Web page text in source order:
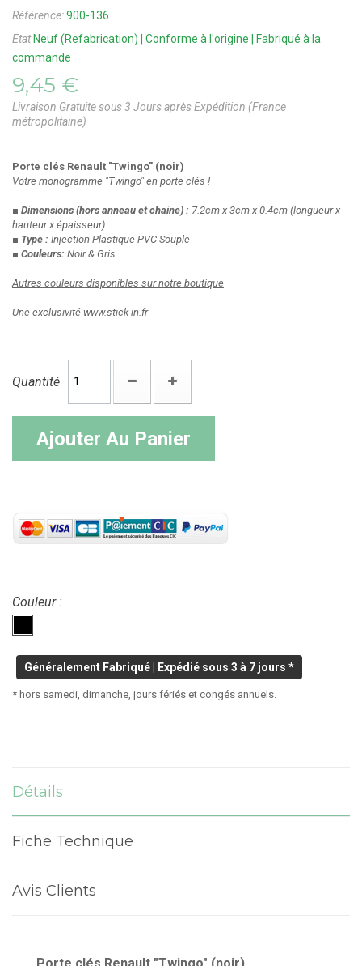
Référence:900-136
Etat Neuf (Refabrication) | Conforme à l'origine | Fabriqué à la
commande
9,45 €
Livraison Gratuite sous 3 Jours après Expédition (France
métropolitaine)
Porte clés Renault "Twingo" (noir)
Votre monogramme "Twingo" en porte clés !
■ Dimensions (hors anneau et chaine) : 7.2cm x 3cm x 0.4cm (longueur x
hauteur x épaisseur)
■ Type : Injection Plastique PVC Souple
■ Couleurs: Noir & Gris
Autres couleurs disponibles sur notre boutique
Une exclusivité www.stick-in.fr
Quantité
Ajouter Au Panier
Couleur :
Généralement Fabriqué | Expédié sous 3 à 7 jours *
* hors samedi, dimanche, jours fériés et congés annuels.
Détails
Fiche Technique
Avis Clients
Porte clés Renault "Twingo" (noir)